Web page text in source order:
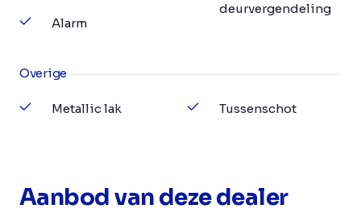
Alarm
deurvergendeling
Overige
Metallic lak Tussenschot
Aanbod van deze dealer